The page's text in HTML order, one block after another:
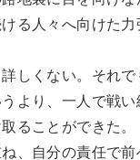
る人々へ向けた力
しくない。それ
より、一人で戦い
ることができた。
、自分の責任で前